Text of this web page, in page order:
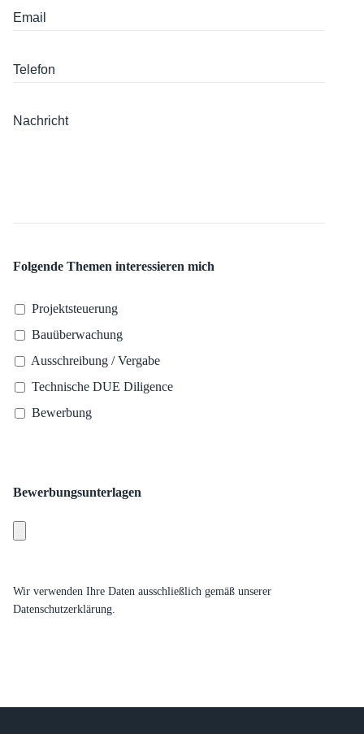
Folgende Themen interessieren mich
Projektsteuerung
Bauüberwachung
Ausschreibung / Vergabe
Technische DUE Diligence
Bewerbung
Bewerbungsunterlagen
Wir verwenden Ihre Daten ausschließlich gemäß unserer
Datenschutzerklärung.